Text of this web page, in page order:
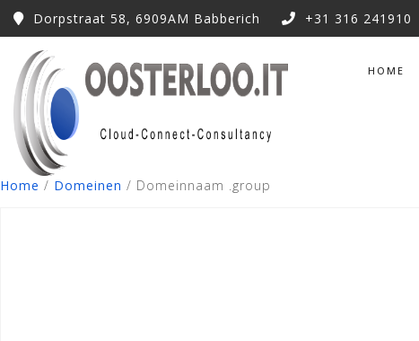
Dorpstraat 58, 6909AM Babberich +31 316 241910
HOME
Home / Domeinen / Domeinnaam .group